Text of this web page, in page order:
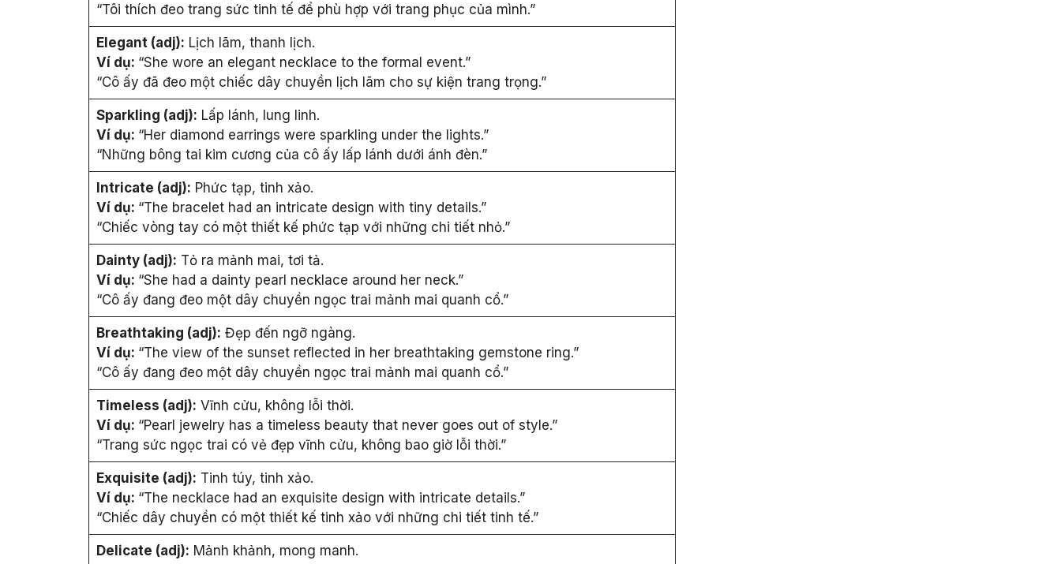
“Tôi thích đeo trang sức tinh tế để phù hợp với trang phục của mình.”
Elegant (adj): Lịch lãm, thanh lịch.
Ví dụ: “She wore an elegant necklace to the formal event.”
“Cô ấy đã đeo một chiếc dây chuyền lịch lãm cho sự kiện trang trọng.”
Sparkling (adj): Lấp lánh, lung linh.
Ví dụ: “Her diamond earrings were sparkling under the lights.”
“Những bông tai kim cương của cô ấy lấp lánh dưới ánh đèn.”
Intricate (adj): Phức tạp, tinh xảo.
Ví dụ: “The bracelet had an intricate design with tiny details.”
“Chiếc vòng tay có một thiết kế phức tạp với những chi tiết nhỏ.”
Dainty (adj): Tỏ ra mảnh mai, tơi tả.
Ví dụ: “She had a dainty pearl necklace around her neck.”
“Cô ấy đang đeo một dây chuyền ngọc trai mảnh mai quanh cổ.”
Breathtaking (adj): Đẹp đến ngỡ ngàng.
Ví dụ: “The view of the sunset reflected in her breathtaking gemstone ring.”
“Cô ấy đang đeo một dây chuyền ngọc trai mảnh mai quanh cổ.”
Timeless (adj): Vĩnh cửu, không lỗi thời.
Ví dụ: “Pearl jewelry has a timeless beauty that never goes out of style.”
“Trang sức ngọc trai có vẻ đẹp vĩnh cửu, không bao giờ lỗi thời.”
Exquisite (adj): Tinh túy, tinh xảo.
Ví dụ: “The necklace had an exquisite design with intricate details.”
“Chiếc dây chuyền có một thiết kế tinh xảo với những chi tiết tinh tế.”
Delicate (adj): Mảnh khảnh, mong manh.